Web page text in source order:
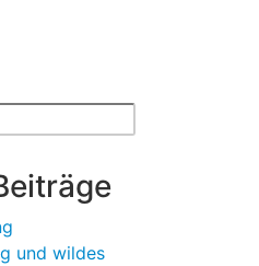
und wildes